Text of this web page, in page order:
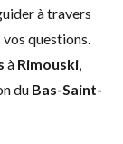
à travers
questions.
à Rimouski,
du Bas-Saint-